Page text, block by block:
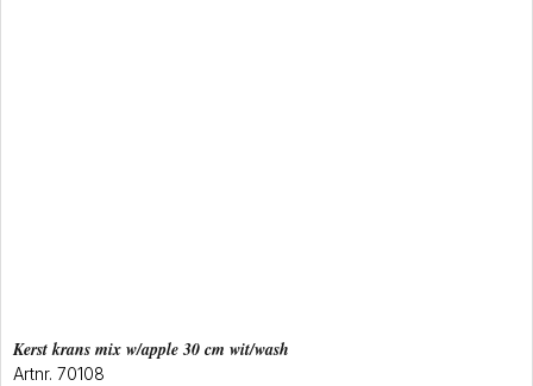
Kerst krans mix w/apple 30 cm wit/wash
Artnr. 70108